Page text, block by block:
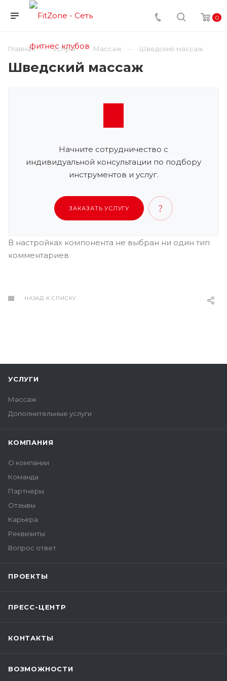
0
Главная Услуги Массаж Шведский массаж
Шведский массаж
Начните сотрудничество с
индивидуальной консультации по подбору
инструментов и услуг.
ЗАКАЗАТЬ УСЛУГУ
В настройках компонента не выбран ни один тип
комментариев
НАЗАД К СПИСКУ
УСЛУГИ
Массаж
Дополнительные услуги
КОМПАНИЯ
О компании
Команда
Партнеры
Отзывы
Карьера
Реквизиты
Вопрос ответ
ПРОЕКТЫ
ПРЕСС-ЦЕНТР
КОНТАКТЫ
ВОЗМОЖНОСТИ